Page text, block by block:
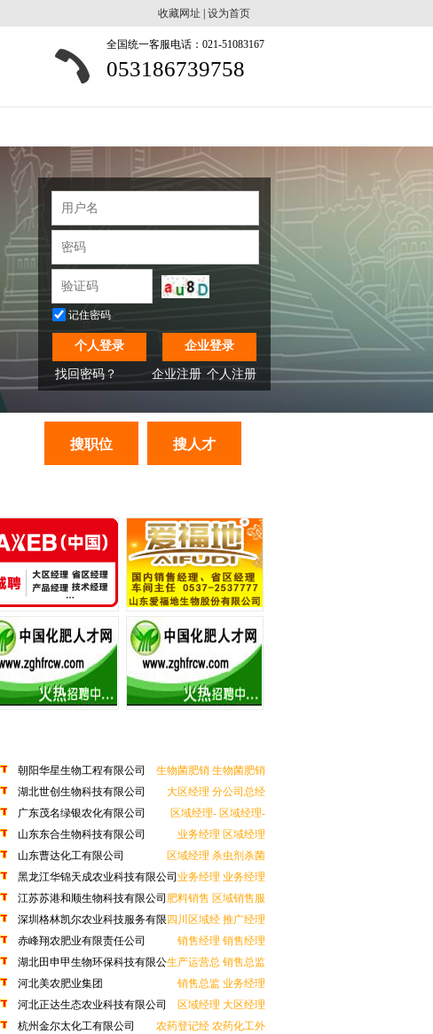
收藏网址 设为首页
全国统一客服电话：021-51083167
053186739758
记住密码
个人登录 企业登录
找回密码？ 企业注册 个人注册
生物菌肥销 生物菌肥销
朝阳华星生物工程有限公司
大区经理 分公司总经
湖北世创生物科技有限公司
区域经理- 区域经理-
广东茂名绿银农化有限公司
业务经理 区域经理
山东东合生物科技有限公司
区域经理 杀虫剂杀菌
山东曹达化工有限公司
业务经理 业务经理
黑龙江华锦天成农业科技有限公司
肥料销售 区域销售服
江苏苏港和顺生物科技有限公司
四川区域经 推广经理
深圳格林凯尔农业科技服务有限
销售经理 销售经理
赤峰翔农肥业有限责任公司
生产运营总 销售总监
湖北田申甲生物环保科技有限公
销售总监 业务经理
河北美农肥业集团
区域经理 大区经理
河北正达生态农业科技有限公司
农药登记经 农药化工外
杭州金尔太化工有限公司